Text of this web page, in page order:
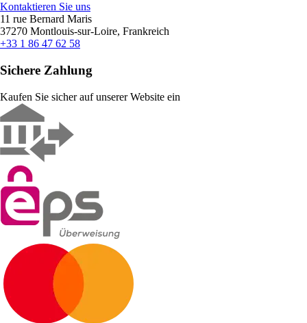
Kontaktieren Sie uns
11 rue Bernard Maris
37270 Montlouis-sur-Loire, Frankreich
+33 1 86 47 62 58
Sichere Zahlung
Kaufen Sie sicher auf unserer Website ein